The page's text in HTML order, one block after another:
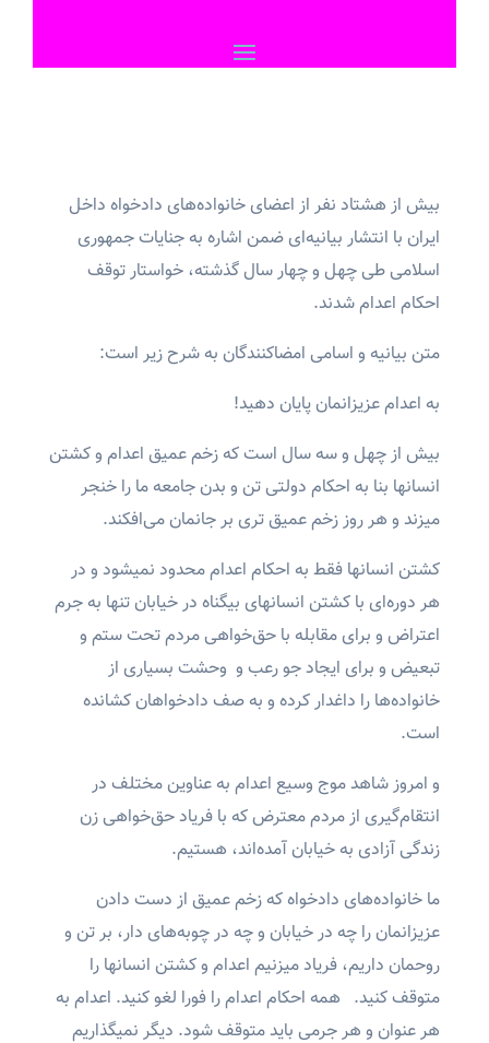
بیش از هشتاد نفر از اعضای خانواده‌های دادخواه داخل
ایران با انتشار بیانیه‌ای ضمن اشاره به جنایات جمهوری
اسلامی طی چهل و چهار سال گذشته، خواستار توقف
احکام اعدام شدند.
متن بیانیه و اسامی امضاکنندگان به شرح زیر است:
به اعدام عزیزانمان پایان دهید!
بیش از چهل و سه سال است که زخم عمیق اعدام و کشتن
انسانها بنا به احکام دولتی تن و بدن جامعه ما را خنجر
میزند و هر روز زخم عمیق تری بر جانمان می‌افکند.
کشتن انسانها فقط به احکام اعدام محدود نمیشود و در
هر دوره‌ای با کشتن انسانهای بیگناه در خیابان تنها به جرم
اعتراض و برای مقابله با حق‌خواهی مردم تحت ستم و
تبعیض و برای ایجاد جو رعب و وحشت بسیاری از
خانواده‌ها را داغدار کرده و به صف دادخواهان کشانده
است.
و امروز شاهد موج وسیع اعدام به عناوین مختلف در
انتقام‌گیری از مردم معترض که با فریاد حق‌خواهی زن
زندگی آزادی به خیابان آمده‌اند، هستیم.
ما خانواده‌های دادخواه که زخم عمیق از دست دادن
عزیزانمان را چه در خیابان و چه در چوبه‌های دار، بر تن و
روحمان داریم، فریاد میزنیم اعدام و کشتن انسانها را
متوقف کنید. همه احکام اعدام را فورا لغو کنید. اعدام به
هر عنوان و هر جرمی باید متوقف شود. دیگر نمیگذاریم